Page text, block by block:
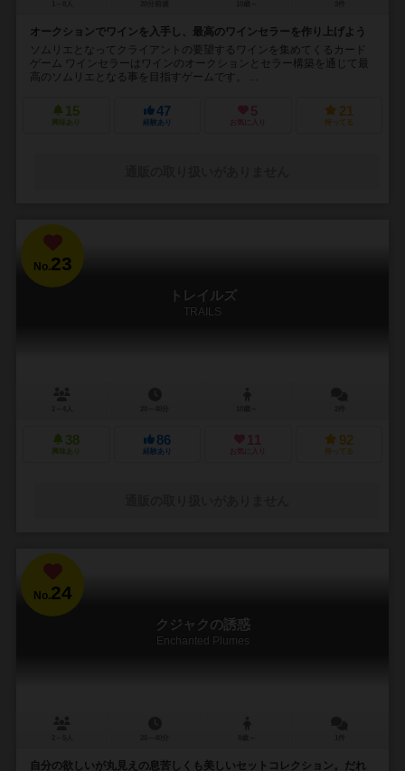
オークションでワインを入手し、最高のワインセラーを作り上げよう
ソムリエとなってクライアントの要望するワインを集めてくるカード
ゲーム ワインセラーはワインのオークションとセラー構築を通じて最
高のソムリエとなる事を目指すゲームです。 ...
15
興味あり
47
経験あり
5
お気に入り
21
持ってる
No.23
トレイルズ
TRAILS
38
興味あり
86
経験あり
11
お気に入り
92
持ってる
No.24
クジャクの誘惑
Enchanted Plumes
自分の欲しいが丸見えの息苦しくも美しいセットコレクション。だれ